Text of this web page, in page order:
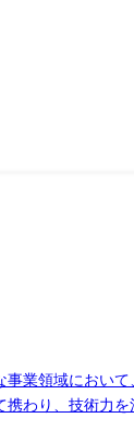
業領域におい
わり、技術力